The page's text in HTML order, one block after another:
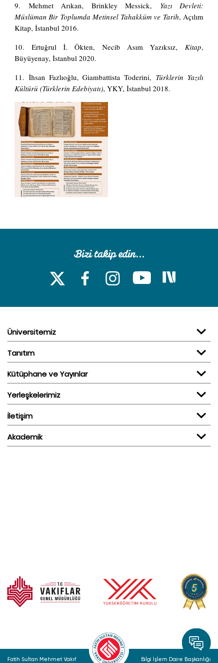
9. Mehmet Arıkan, Brinkley Messick, Yazı Devleti:
Müslüman Bir Toplumda Metinsel Tahakküm ve Tarih, Açılım
Kitap, İstanbul 2016.
10. Ertuğrul İ. Ökten, Necib Asım Yazıksız, Kitap,
Büyüyenay, İstanbul 2020.
11. İhsan Fazlıoğlu, Giambattista Toderini, Türklerin Yazılı
Kültürü (Türklerin Edebiyatı), YKY, İstanbul 2018.
Üniversitemiz
Tanıtım
Kütüphane ve Yayınlar
Yerleşkelerimiz
İletişim
Akademik
Fatih Sultan Mehmet Vakıf Bilgi İşlem Daire Başkanlığı